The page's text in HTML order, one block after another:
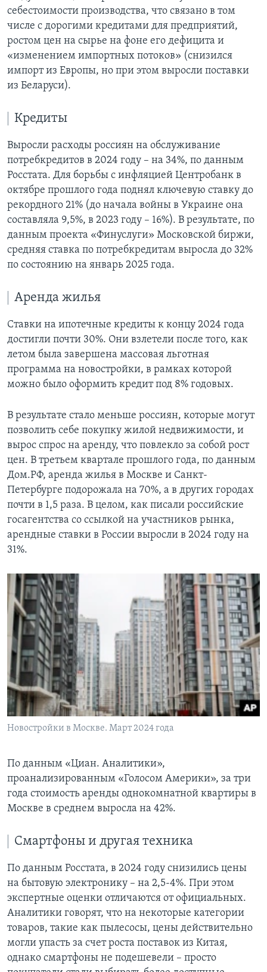
себестоимости производства, что связано в том
числе с дорогими кредитами для предприятий,
ростом цен на сырье на фоне его дефицита и
«изменением импортных потоков» (снизился
импорт из Европы, но при этом выросли поставки
из Беларуси).
Кредиты
Выросли расходы россиян на обслуживание
потребкредитов в 2024 году – на 34%, по данным
Росстата. Для борьбы с инфляцией Центробанк в
октябре прошлого года поднял ключевую ставку до
рекордного 21% (до начала войны в Украине она
составляла 9,5%, в 2023 году – 16%). В результате, по
данным проекта «Финуслуги» Московской биржи,
средняя ставка по потребкредитам выросла до 32%
по состоянию на январь 2025 года.
Аренда жилья
Ставки на ипотечные кредиты к концу 2024 года
достигли почти 30%. Они взлетели после того, как
летом была завершена массовая льготная
программа на новостройки, в рамках которой
можно было оформить кредит под 8% годовых.
В результате стало меньше россиян, которые могут
позволить себе покупку жилой недвижимости, и
вырос спрос на аренду, что повлекло за собой рост
цен. В третьем квартале прошлого года, по данным
Дом.РФ, аренда жилья в Москве и Санкт-
Петербурге подорожала на 70%, а в других городах
почти в 1,5 раза. В целом, как писали российские
госагентства со ссылкой на участников рынка,
арендные ставки в России выросли в 2024 году на
31%.
Новостройки в Москве. Март 2024 года
По данным «Циан. Аналитики»,
проанализированным «Голосом Америки», за три
года стоимость аренды однокомнатной квартиры в
Москве в среднем выросла на 42%.
Смартфоны и другая техника
По данным Росстата, в 2024 году снизились цены
на бытовую электронику – на 2,5-4%. При этом
экспертные оценки отличаются от официальных.
Аналитики говорят, что на некоторые категории
товаров, такие как пылесосы, цены действительно
могли упасть за счет роста поставок из Китая,
однако смартфоны не подешевели – просто